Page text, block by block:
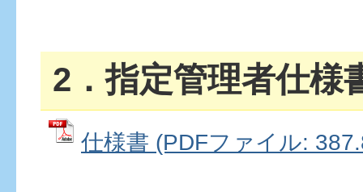
2．指定管理者仕様
仕様書 (PDFファイル: